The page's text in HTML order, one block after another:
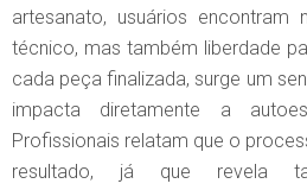
artesanato, usuários encontram
técnico, mas também liberdade
cada peça finalizada, surge um
impacta diretamente a
Profissionais relatam que o
resultado, já que revela